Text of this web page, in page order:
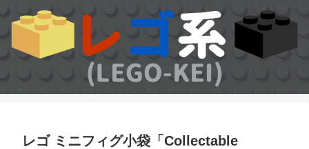
レゴ ミニフィグ小袋「Collectable